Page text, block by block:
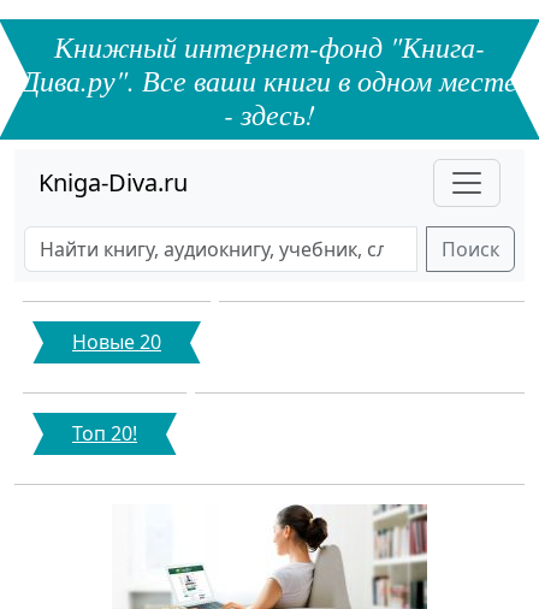
Книжный интернет-фонд "Книга-
Дива.ру". Все ваши книги в одном месте
- здесь!
Kniga-Diva.ru
Поиск
Новые 20
Топ 20!